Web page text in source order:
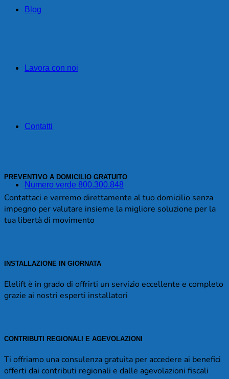
Blog
Lavora con noi
Contatti
Numero verde 800.300.848
PREVENTIVO A DOMICILIO GRATUITO
Contattaci e verremo direttamente al tuo domicilio senza
impegno per valutare insieme la migliore soluzione per la
tua libertà di movimento
INSTALLAZIONE IN GIORNATA
Elelift è in grado di offrirti un servizio eccellente e completo
grazie ai nostri esperti installatori
CONTRIBUTI REGIONALI E AGEVOLAZIONI
Ti offriamo una consulenza gratuita per accedere ai benefici
offerti dai contributi regionali e dalle agevolazioni fiscali